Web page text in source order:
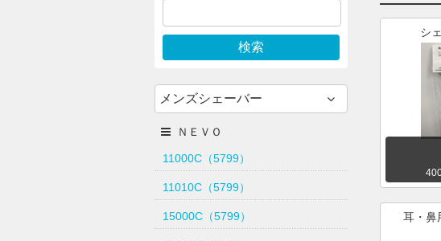
メンズシェーバー
ＮＥＶＯ
11000C（5799）
11010C（5799）
15000C（5799）
シ
耳・鼻